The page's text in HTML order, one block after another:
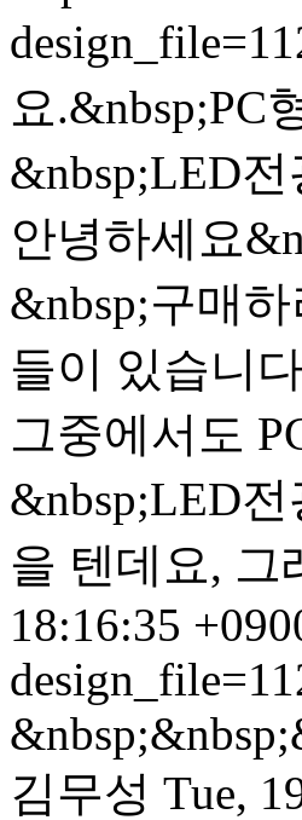
요.&nbsp;PC
&nbsp;LED전
안녕하세요
&nbsp;구매
들이 있습니
그중에서도
&nbsp;LED
을 텐데요, 그
18:16:35
김무성 Tue,